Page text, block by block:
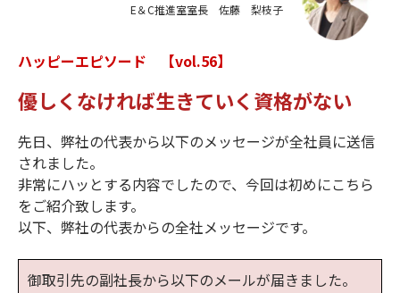
E＆C推進室室長 佐藤 梨枝子
ハッピーエピソード 【vol.56】
優しくなければ生きていく資格がない
先日、弊社の代表から以下のメッセージが全社員に送信
されました。
非常にハッとする内容でしたので、今回は初めにこちら
をご紹介致します。
以下、弊社の代表からの全社メッセージです。
御取引先の副社長から以下のメールが届きました。